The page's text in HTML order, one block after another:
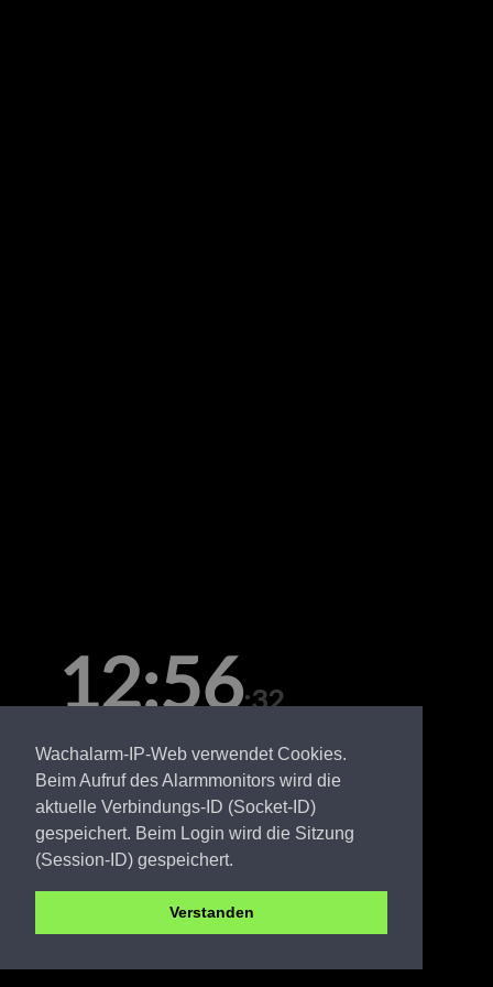
Wachalarm-IP-Web verwendet Cookies.
Beim Aufruf des Alarmmonitors wird die
aktuelle Verbindungs-ID (Socket-ID)
gespeichert. Beim Login wird die Sitzung
(Session-ID) gespeichert.
Verstanden
12:56:32
Montag, 10. August
SPN FW Babow